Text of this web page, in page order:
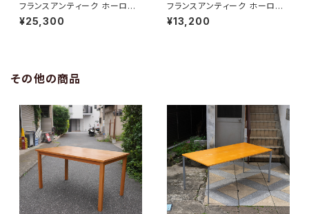
フランスアンティーク ホーロー
鍋
¥25,300
フランスアンティーク ホーロー
パエリアパン
¥13,200
その他の商品